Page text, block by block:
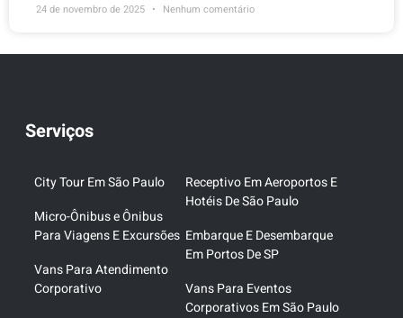
24 de novembro de 2025 Nenhum comentário
Serviços
City Tour Em São Paulo
Micro-Ônibus e Ônibus
Para Viagens E Excursões
Vans Para Atendimento
Corporativo
Receptivo Em Aeroportos E
Hotéis De São Paulo
Embarque E Desembarque
Em Portos De SP
Vans Para Eventos
Corporativos Em São Paulo